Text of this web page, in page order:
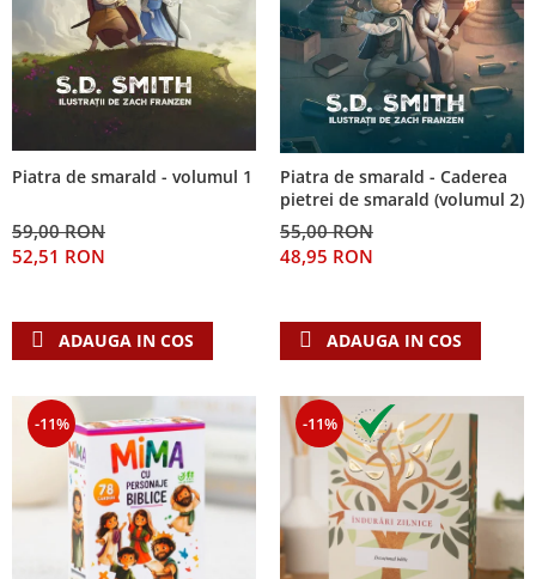
Piatra de smarald - volumul 1
59,00 RON
52,51 RON
ADAUGA IN COS
Piatra de smarald - Caderea
pietrei de smarald (volumul 2)
55,00 RON
48,95 RON
ADAUGA IN COS
-11% -11%